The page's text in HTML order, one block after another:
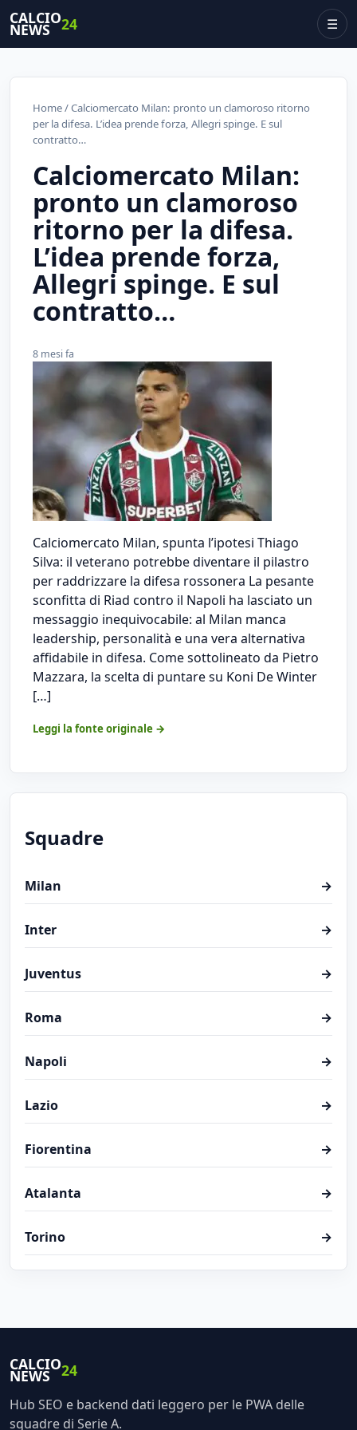
CALCIO
NEWS 24 ☰
Home/ Calciomercato Milan: pronto un clamoroso ritorno
per la difesa. L’idea prende forza, Allegri spinge. E sul
contratto…
Calciomercato Milan:
pronto un clamoroso
ritorno per la difesa.
L’idea prende forza,
Allegri spinge. E sul
contratto…
8 mesi fa
Calciomercato Milan, spunta l’ipotesi Thiago
Silva: il veterano potrebbe diventare il pilastro
per raddrizzare la difesa rossonera La pesante
sconfitta di Riad contro il Napoli ha lasciato un
messaggio inequivocabile: al Milan manca
leadership, personalità e una vera alternativa
affidabile in difesa. Come sottolineato da Pietro
Mazzara, la scelta di puntare su Koni De Winter
[…]
Leggi la fonte originale →
Squadre
Milan →
Inter →
Juventus →
Roma →
Napoli →
Lazio →
Fiorentina →
Atalanta →
Torino →
CALCIO
NEWS 24
Hub SEO e backend dati leggero per le PWA delle
squadre di Serie A.